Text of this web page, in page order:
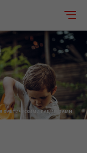
ФАКТИЧЕСКИМИ ПАЦИЕНТАМИ